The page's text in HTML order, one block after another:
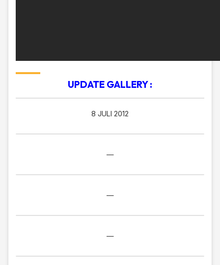
UPDATE GALLERY :
8 JULI 2012
—
—
—